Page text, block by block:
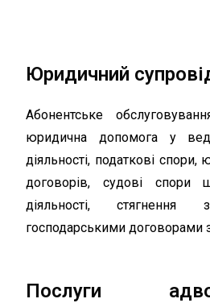
Юридичний
Абонентське
юридична допомога у
діяльності, податкові спори,
договорів, судові спори
діяльності, стягнення
господарськими договорами
Послуги